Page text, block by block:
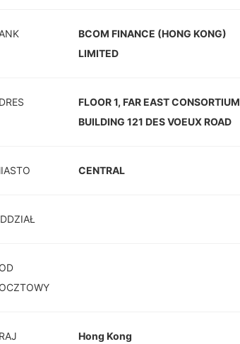
BCOM FINANCE (HONG KONG)
LIMITED
FLOOR 1, FAR EAST CONSORTIUM
BUILDING 121 DES VOEUX ROAD
CENTRAL
Hong Kong